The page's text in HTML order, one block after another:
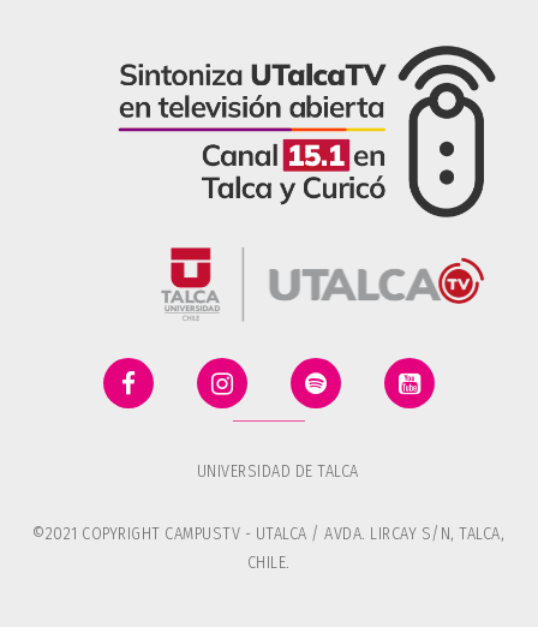
UNIVERSIDAD DE TALCA
©2021 COPYRIGHT CAMPUSTV - UTALCA / AVDA. LIRCAY S/N, TALCA,
CHILE.